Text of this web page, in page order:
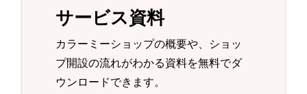
サービス資料
カラーミーショップの概要や、ショッ
プ開設の流れがわかる資料を無料でダ
ウンロードできます。